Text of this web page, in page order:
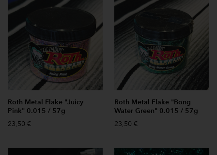
Roth Metal Flake "Juicy
Pink" 0.015 / 57g
23,50 €
Roth Metal Flake "Bong
Water Green" 0.015 / 57g
23,50 €